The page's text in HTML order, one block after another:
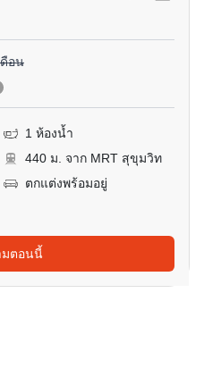
อน
1 ห้องน้ำ
440 ม. จาก MRT สุขุมวิท
ตกแต่งพร้อมอยู่
มตอนนี้